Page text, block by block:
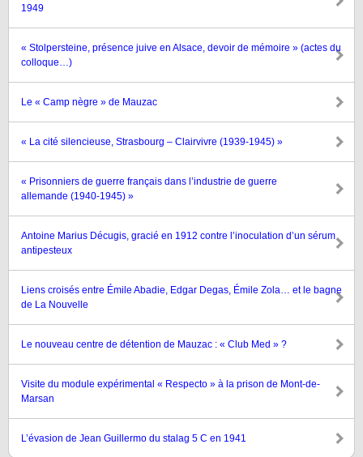
1949
« Stolpersteine, présence juive en Alsace, devoir de mémoire » (actes du
colloque…)
Le « Camp nègre » de Mauzac
« La cité silencieuse, Strasbourg – Clairvivre (1939-1945) »
« Prisonniers de guerre français dans l’industrie de guerre
allemande (1940-1945) »
Antoine Marius Décugis, gracié en 1912 contre l’inoculation d’un sérum
antipesteux
Liens croisés entre Émile Abadie, Edgar Degas, Émile Zola… et le bagne
de La Nouvelle
Le nouveau centre de détention de Mauzac : « Club Med » ?
Visite du module expérimental « Respecto » à la prison de Mont-de-
Marsan
L’évasion de Jean Guillermo du stalag 5 C en 1941